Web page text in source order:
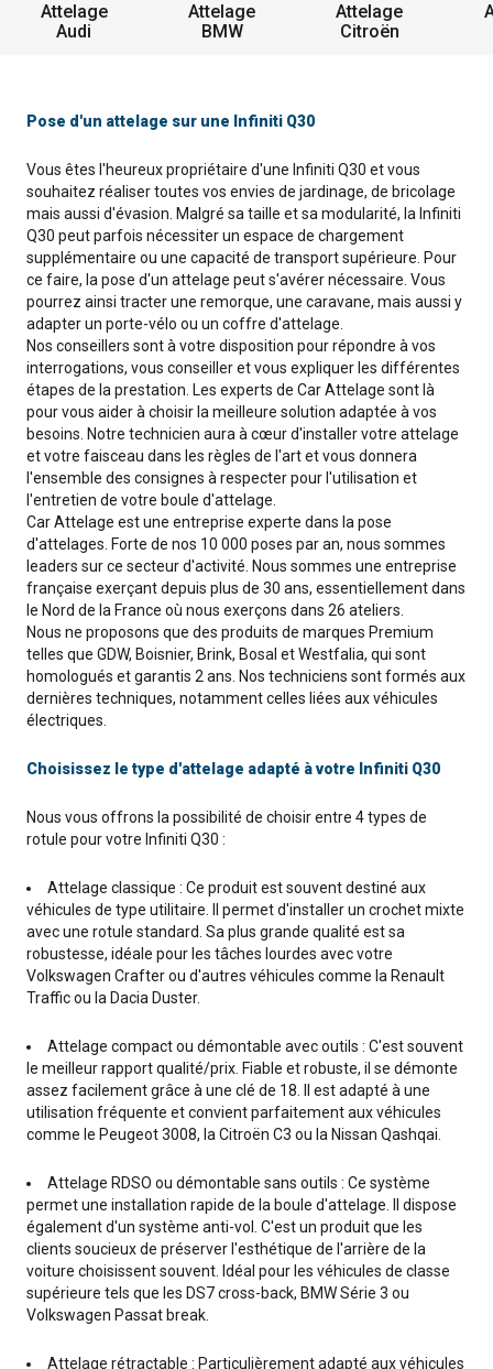
Attelage
Audi
Attelage
BMW
Attelage
Citroën
Pose d'un attelage sur une Infiniti Q30
Vous êtes l'heureux propriétaire d'une Infiniti Q30 et vous
souhaitez réaliser toutes vos envies de jardinage, de bricolage
mais aussi d'évasion. Malgré sa taille et sa modularité, la Infiniti
Q30 peut parfois nécessiter un espace de chargement
supplémentaire ou une capacité de transport supérieure. Pour
ce faire, la pose d'un attelage peut s'avérer nécessaire. Vous
pourrez ainsi tracter une remorque, une caravane, mais aussi y
adapter un porte-vélo ou un coffre d'attelage.
Nos conseillers sont à votre disposition pour répondre à vos
interrogations, vous conseiller et vous expliquer les différentes
étapes de la prestation. Les experts de Car Attelage sont là
pour vous aider à choisir la meilleure solution adaptée à vos
besoins. Notre technicien aura à cœur d'installer votre attelage
et votre faisceau dans les règles de l'art et vous donnera
l'ensemble des consignes à respecter pour l'utilisation et
l'entretien de votre boule d'attelage.
Car Attelage est une entreprise experte dans la pose
d'attelages. Forte de nos 10 000 poses par an, nous sommes
leaders sur ce secteur d'activité. Nous sommes une entreprise
française exerçant depuis plus de 30 ans, essentiellement dans
le Nord de la France où nous exerçons dans 26 ateliers.
Nous ne proposons que des produits de marques Premium
telles que GDW, Boisnier, Brink, Bosal et Westfalia, qui sont
homologués et garantis 2 ans. Nos techniciens sont formés aux
dernières techniques, notamment celles liées aux véhicules
électriques.
Choisissez le type d'attelage adapté à votre Infiniti Q30
Nous vous offrons la possibilité de choisir entre 4 types de
rotule pour votre Infiniti Q30 :
Attelage classique : Ce produit est souvent destiné aux
véhicules de type utilitaire. Il permet d'installer un crochet mixte
avec une rotule standard. Sa plus grande qualité est sa
robustesse, idéale pour les tâches lourdes avec votre
Volkswagen Crafter ou d'autres véhicules comme la Renault
Traffic ou la Dacia Duster.
Attelage compact ou démontable avec outils : C'est souvent
le meilleur rapport qualité/prix. Fiable et robuste, il se démonte
assez facilement grâce à une clé de 18. Il est adapté à une
utilisation fréquente et convient parfaitement aux véhicules
comme le Peugeot 3008, la Citroën C3 ou la Nissan Qashqai.
Attelage RDSO ou démontable sans outils : Ce système
permet une installation rapide de la boule d'attelage. Il dispose
également d'un système anti-vol. C'est un produit que les
clients soucieux de préserver l'esthétique de l'arrière de la
voiture choisissent souvent. Idéal pour les véhicules de classe
supérieure tels que les DS7 cross-back, BMW Série 3 ou
Volkswagen Passat break.
Attelage rétractable : Particulièrement adapté aux véhicules